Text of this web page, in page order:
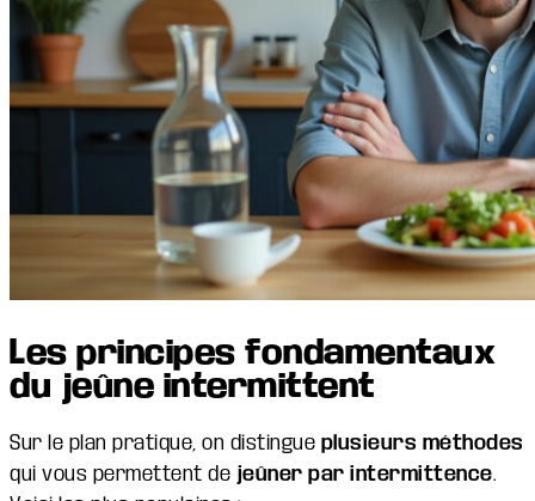
Les principes fondamentaux
du jeûne intermittent
Sur le plan pratique, on distingue plusieurs méthodes
qui vous permettent de jeûner par intermittence.